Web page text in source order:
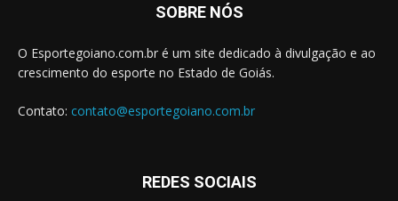
SOBRE NÓS
O Esportegoiano.com.br é um site dedicado à divulgação e ao
crescimento do esporte no Estado de Goiás.
Contato: contato@esportegoiano.com.br
REDES SOCIAIS